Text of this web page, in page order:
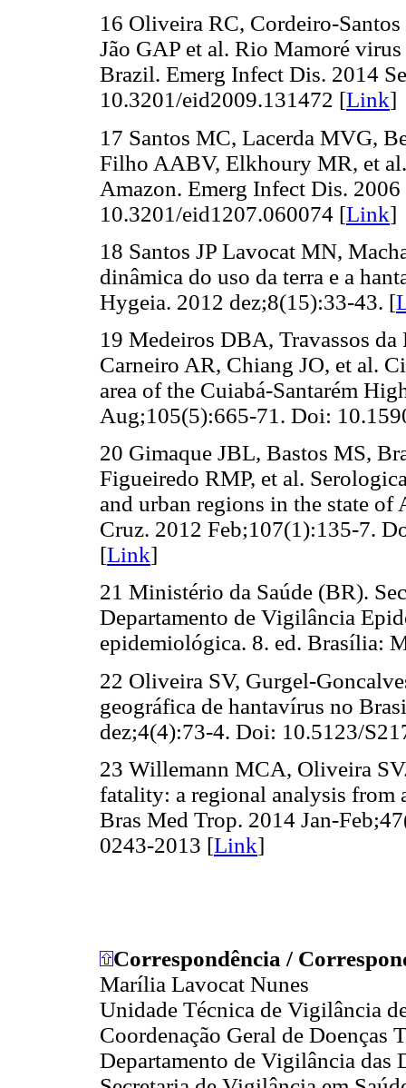
16 Oliveira RC, Cordeiro-
Jão GAP et al. Rio Mamoré
Brazil. Emerg Infect Dis. 2014
10.3201/eid2009.131472 [Link]
17 Santos MC, Lacerda MVG,
Filho AABV, Elkhoury MR, et
Amazon. Emerg Infect Dis.
10.3201/eid1207.060074 [Link]
18 Santos JP Lavocat MN,
dinâmica do uso da terra e a
Hygeia. 2012 dez;8(15):33-43. [
19 Medeiros DBA, Travassos
Carneiro AR, Chiang JO, et al.
area of the Cuiabá-Santarém
Aug;105(5):665-71. Doi:
20 Gimaque JBL, Bastos MS,
Figueiredo RMP, et al.
and urban regions in the state
Cruz. 2012 Feb;107(1):135-7.
[Link]
21 Ministério da Saúde (BR).
Departamento de Vigilância
epidemiológica. 8. ed. Brasília:
22 Oliveira SV, Gurgel-
geográfica de hantavírus no
dez;4(4):73-4. Doi: 10.5123/
23 Willemann MCA, Oliveira
fatality: a regional analysis from
Bras Med Trop. 2014 Jan-
0243-2013 [Link]
Correspondência /
Marília Lavocat Nunes
Unidade Técnica de Vigilância
Coordenação Geral de Doenças
Departamento de Vigilância das